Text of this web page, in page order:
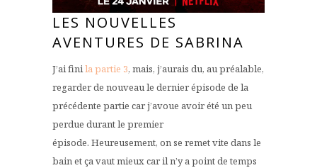
LES NOUVELLES
AVENTURES DE SABRINA
J’ai finila partie 3, mais, j’aurais du, au préalable,
regarder de nouveau le dernier épisode de la
précédente partie car j’avoue avoir été un peu
perdue durant le premier
épisode. Heureusement, on se remet vite dans le
bain et ça vaut mieux car il n’y a point de temps